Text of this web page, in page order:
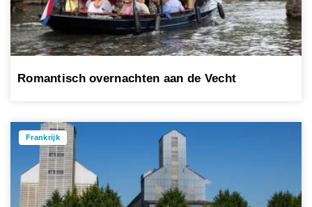
Romantisch overnachten aan de Vecht
Frankrijk